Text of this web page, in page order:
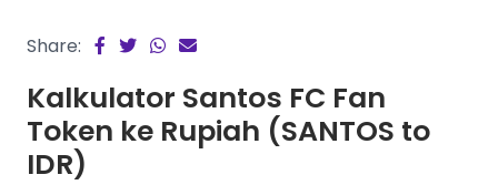
Share:
Kalkulator Santos FC Fan
Token ke Rupiah (SANTOS to
IDR)